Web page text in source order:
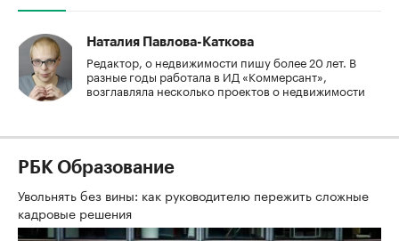
Наталия Павлова-Каткова
Редактор, о недвижимости пишу более 20 лет. В
разные годы работала в ИД «Коммерсант»,
возглавляла несколько проектов о недвижимости
РБК Образование
Увольнять без вины: как руководителю пережить сложные
кадровые решения